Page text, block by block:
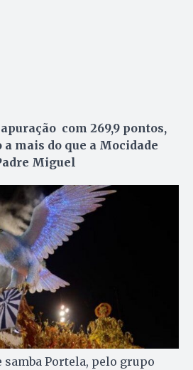
com 269,9 pontos,
mais do que a Mocidade
Miguel
samba Portela, pelo grupo